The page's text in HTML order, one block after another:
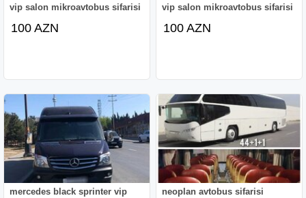
vip salon mikroavtobus sifarisi
100 AZN
vip salon mikroavtobus sifarisi
100 AZN
mercedes black sprinter vip
neoplan avtobus sifarisi